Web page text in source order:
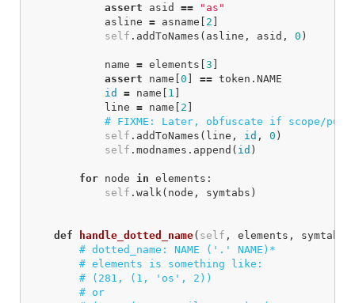
assert
asid ==
"as"
asline = asname 2
self . addToNames ( asline , asid , 0 )
name = elements 3
assert
name 0 == token . NAME
id
= name 1
line = name 2
self . addToNames ( line , id , 0 )
self . modnames . append ( id )
for node in elements :
self . walk( node , symtabs )
def handle_dotted_name( self , elements , symtabs